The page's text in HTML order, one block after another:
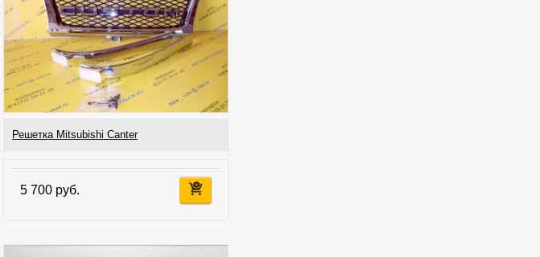
Решетка Mitsubishi Canter
5 700 руб.